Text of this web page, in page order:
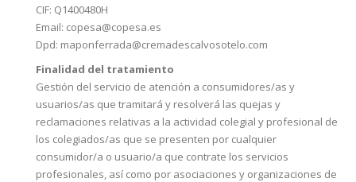
CIF: Q1400480H
Email: copesa@copesa.es
Dpd: maponferrada@cremadescalvosotelo.com
Finalidad del tratamiento
Gestión del servicio de atención a consumidores/as y
usuarios/as que tramitará y resolverá las quejas y
reclamaciones relativas a la actividad colegial y profesional de
los colegiados/as que se presenten por cualquier
consumidor/a o usuario/a que contrate los servicios
profesionales, así como por asociaciones y organizaciones de